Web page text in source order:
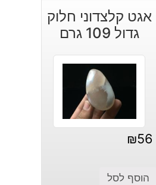
אגט קלצדוני חלוק
גדול 109 גרם
₪56
הוסף לסל